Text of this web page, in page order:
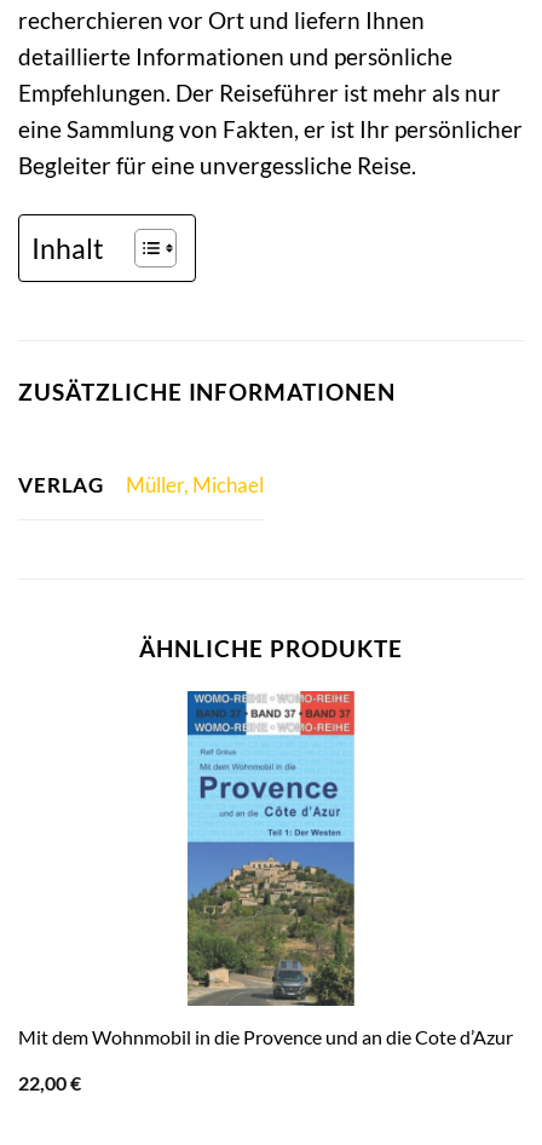
recherchieren vor Ort und liefern Ihnen
detaillierte Informationen und persönliche
Empfehlungen. Der Reiseführer ist mehr als nur
eine Sammlung von Fakten, er ist Ihr persönlicher
Begleiter für eine unvergessliche Reise.
Inhalt
ZUSÄTZLICHE INFORMATIONEN
VERLAG Müller, Michael
ÄHNLICHE PRODUKTE
Mit dem Wohnmobil in die Provence und an die Cote d’Azur
22,00€